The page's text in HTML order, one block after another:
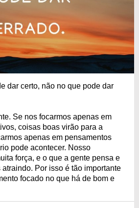
dar certo, não no que pode dar
Se nos focarmos apenas em
coisas boas virão para a
apenas em pensamentos
pode acontecer. Nosso
força, e o que a gente pensa e
Por isso é tão importante
focado no que há de bom e